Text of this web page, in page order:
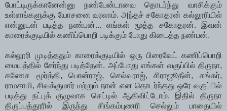
போட்டிருக்கானேன்னு நண்பேன்டாவை தொடர்ந்து வாசிக்கும்
உள்ளங்களுக்கு யோசனை வரலாம். அந்தச் சகோதரன் கல்லூரியில்
என்னுடன் படித்த நண்பன்... எங்கள் மூத்த சகோதரன். இவன்
காரைக்குடியில் கணிப்பொறி படிக்கும் போது கிடைத்த நண்பன்.
கல்லூரி முடித்ததும் காரைக்குடியில் ஒரு பிரைவேட் கணிப்பொறி
மையத்தில் சேர்ந்து படித்தேன். அப்போது எங்கள் வகுப்பில் திருநா,
கணேச மூர்த்தி, பொன்ராஜ், செல்வராஜ், சிராஜூதீன், சங்கர்,
ராமசாமி, சிவக்குமார் மற்றும் நான் என தொடர்ந்தது ஒரே வகுப்பில்
படித்து நட்புக் குழுவாக செட்டில் ஆகிவிட்டோம். இதில் திருநா
திருப்பத்தூரில் இருந்து சிங்கம்புணரி செல்லும் பாதையில்